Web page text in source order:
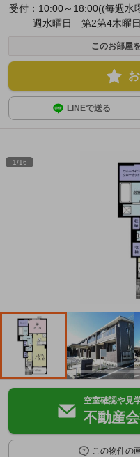
受付：10:00～18:00((毎週水
週水曜日 第2第4木曜
このお部屋を
LINEで送る
1/16
空室確認や見
不動産
この物件の